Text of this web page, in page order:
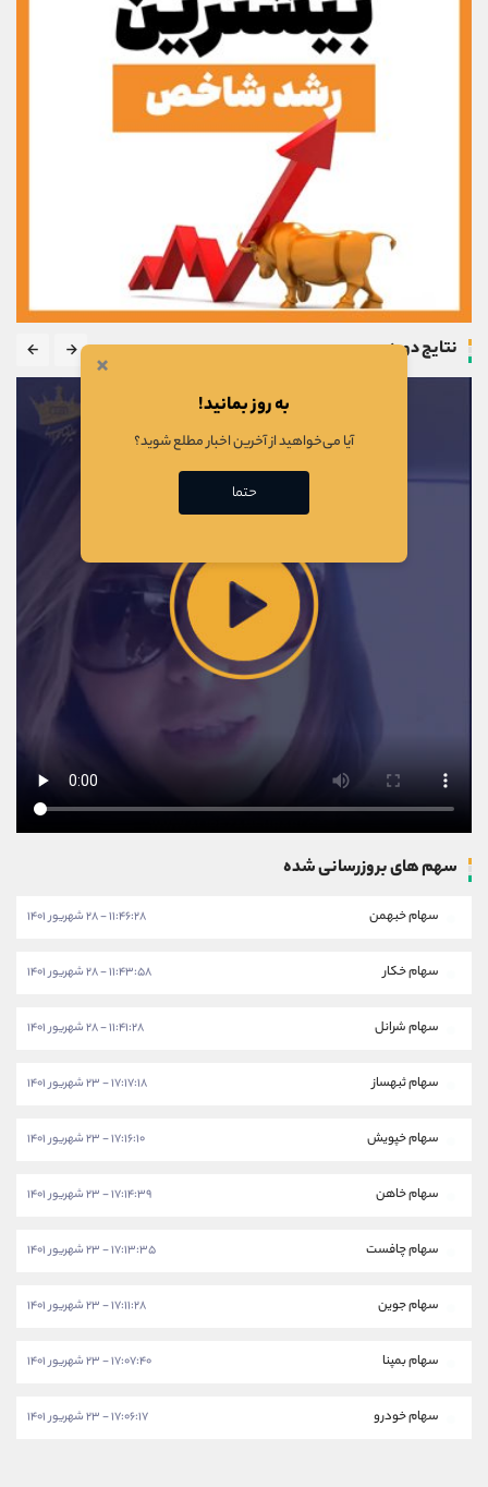
نتایج دوره
سهم های بروزرسانی شده
سهام خبهمن ۱۱:۴۶:۲۸ - ۲۸ شهریور ۱۴۰۱
سهام خکار ۱۱:۴۳:۵۸ - ۲۸ شهریور ۱۴۰۱
سهام شرانل ۱۱:۴۱:۲۸ - ۲۸ شهریور ۱۴۰۱
سهام ثبهساز ۱۷:۱۷:۱۸ - ۲۳ شهریور ۱۴۰۱
سهام خپویش ۱۷:۱۶:۱۰ - ۲۳ شهریور ۱۴۰۱
سهام خاهن ۱۷:۱۴:۳۹ - ۲۳ شهریور ۱۴۰۱
سهام چافست ۱۷:۱۳:۳۵ - ۲۳ شهریور ۱۴۰۱
سهام جوین ۱۷:۱۱:۲۸ - ۲۳ شهریور ۱۴۰۱
سهام بمپنا ۱۷:۰۷:۴۰ - ۲۳ شهریور ۱۴۰۱
سهام خودرو ۱۷:۰۶:۱۷ - ۲۳ شهریور ۱۴۰۱
×
به روز بمانید!
آیا می‌خواهید از آخرین اخبار مطلع شوید؟
حتما